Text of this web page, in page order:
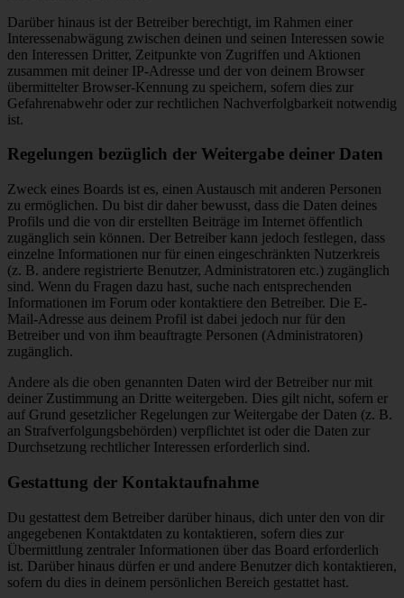
Darüber hinaus ist der Betreiber berechtigt, im Rahmen einer
Interessenabwägung zwischen deinen und seinen Interessen sowie
den Interessen Dritter, Zeitpunkte von Zugriffen und Aktionen
zusammen mit deiner IP-Adresse und der von deinem Browser
übermittelter Browser-Kennung zu speichern, sofern dies zur
Gefahrenabwehr oder zur rechtlichen Nachverfolgbarkeit notwendig
ist.
Regelungen bezüglich der Weitergabe deiner Daten
Zweck eines Boards ist es, einen Austausch mit anderen Personen
zu ermöglichen. Du bist dir daher bewusst, dass die Daten deines
Profils und die von dir erstellten Beiträge im Internet öffentlich
zugänglich sein können. Der Betreiber kann jedoch festlegen, dass
einzelne Informationen nur für einen eingeschränkten Nutzerkreis
(z. B. andere registrierte Benutzer, Administratoren etc.) zugänglich
sind. Wenn du Fragen dazu hast, suche nach entsprechenden
Informationen im Forum oder kontaktiere den Betreiber. Die E-
Mail-Adresse aus deinem Profil ist dabei jedoch nur für den
Betreiber und von ihm beauftragte Personen (Administratoren)
zugänglich.
Andere als die oben genannten Daten wird der Betreiber nur mit
deiner Zustimmung an Dritte weitergeben. Dies gilt nicht, sofern er
auf Grund gesetzlicher Regelungen zur Weitergabe der Daten (z. B.
an Strafverfolgungsbehörden) verpflichtet ist oder die Daten zur
Durchsetzung rechtlicher Interessen erforderlich sind.
Gestattung der Kontaktaufnahme
Du gestattest dem Betreiber darüber hinaus, dich unter den von dir
angegebenen Kontaktdaten zu kontaktieren, sofern dies zur
Übermittlung zentraler Informationen über das Board erforderlich
ist. Darüber hinaus dürfen er und andere Benutzer dich kontaktieren,
sofern du dies in deinem persönlichen Bereich gestattet hast.